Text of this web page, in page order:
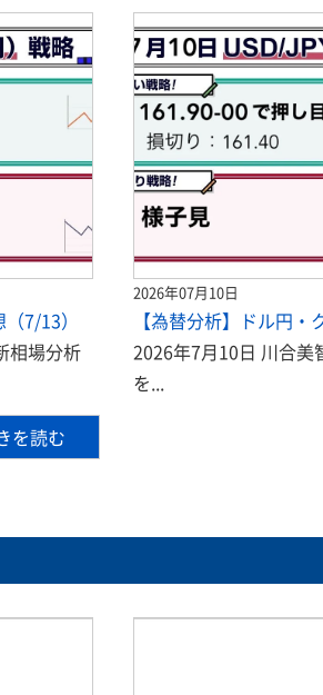
7/13）
相場分析
を読む
2026年07月10日
【為替分析】ドル円・
2026年7月10日 川合美
を...